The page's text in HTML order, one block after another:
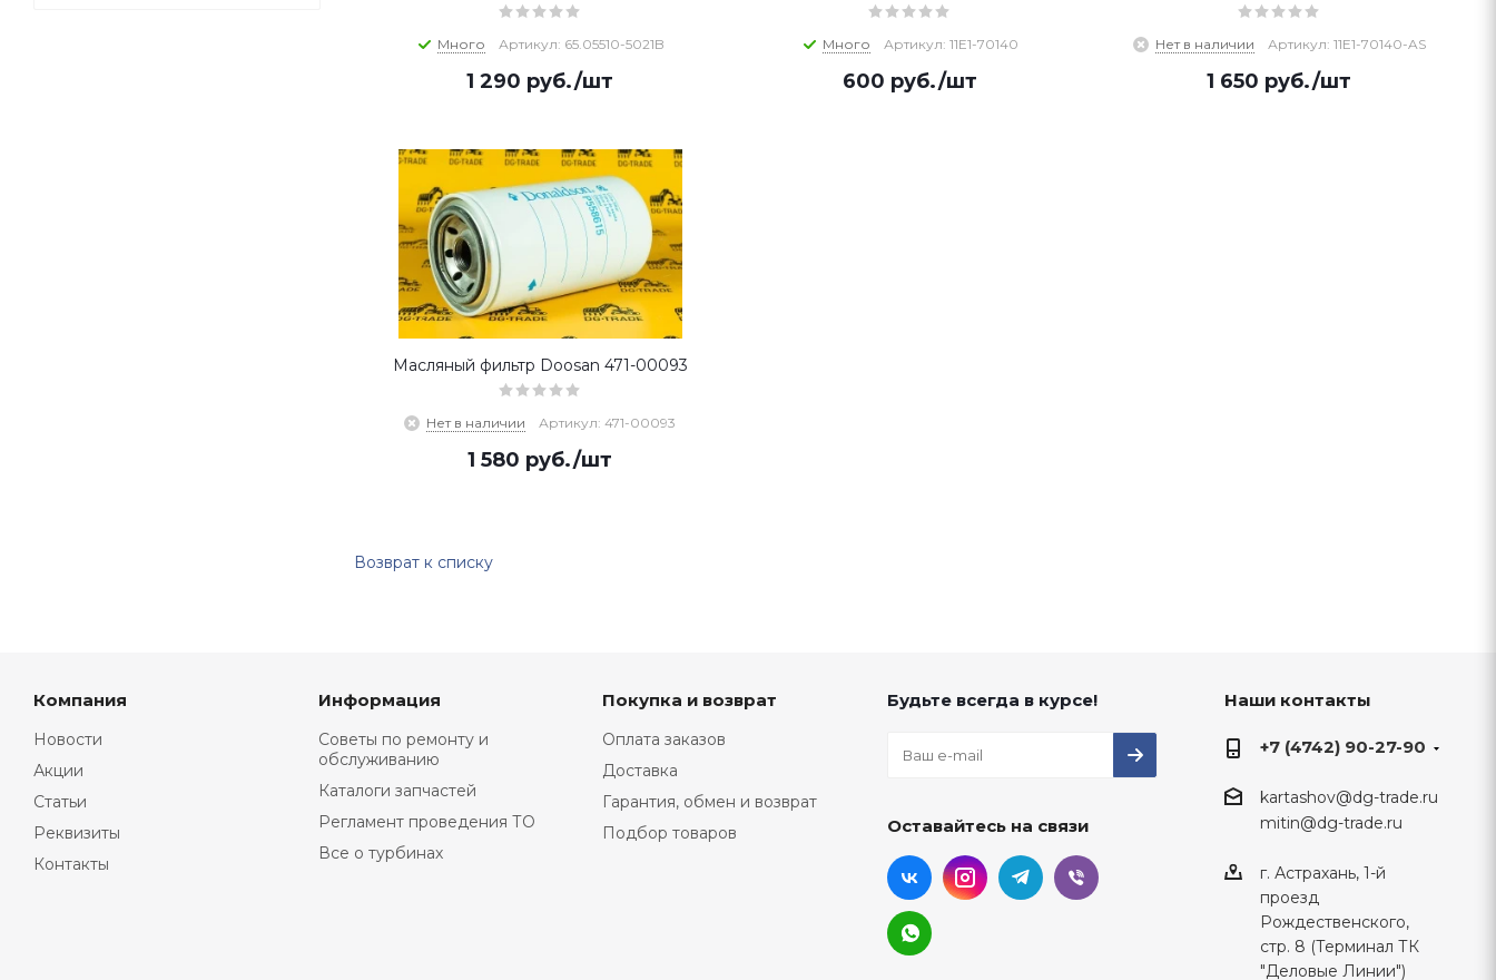
Много Артикул: 65.05510-5021B
1 290 руб./шт
Много Артикул: 11E1-70140
600 руб./шт
Нет в наличии Артикул: 11E1-70140-AS
1 650 руб./шт
Масляный фильтр Doosan 471-00093
Нет в наличии Артикул: 471-00093
1 580 руб./шт
Возврат к списку
Компания
Новости
Акции
Статьи
Реквизиты
Контакты
Информация
Советы по ремонту и
обслуживанию
Каталоги запчастей
Регламент проведения ТО
Все о турбинах
Покупка и возврат
Оплата заказов
Доставка
Гарантия, обмен и возврат
Подбор товаров
Будьте всегда в курсе!
Оставайтесь на связи
Наши контакты
+7 (4742) 90-27-90
kartashov@dg-trade.ru
mitin@dg-trade.ru
г. Астрахань, 1-й
проезд
Рождественского,
стр. 8 (Терминал ТК
"Деловые Линии")